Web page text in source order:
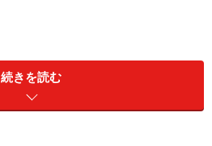
続きを読む